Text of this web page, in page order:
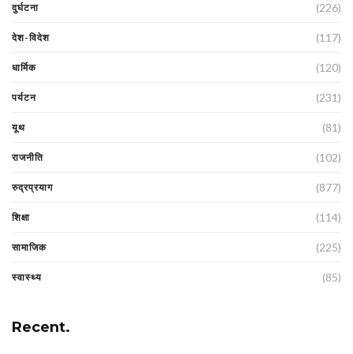
दुर्घटना (226)
देश-विदेश (117)
धार्मिक (120)
पर्यटन (231)
यूथ (81)
राजनीति (102)
रुद्रप्रयाग (877)
शिक्षा (114)
सामाजिक (225)
स्वास्थ्य (85)
Recent.